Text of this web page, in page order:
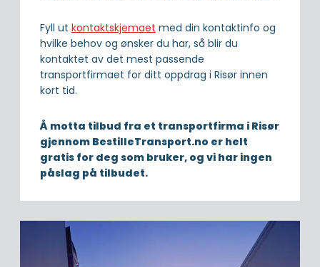
Fyll ut kontaktskjemaet med din kontaktinfo og
hvilke behov og ønsker du har, så blir du
kontaktet av det mest passende
transportfirmaet for ditt oppdrag i Risør innen
kort tid.
Å motta tilbud fra et transportfirma i Risør
gjennom BestilleTransport.no er helt
gratis for deg som bruker, og vi har ingen
påslag på tilbudet.